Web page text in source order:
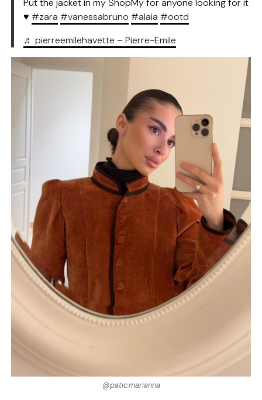
Put the jacket in my ShopMy for anyone looking for it
♥️#zara #vanessabruno #alaia #ootd
♬ pierreemilehavette – Pierre-Emile
@patic.marianna